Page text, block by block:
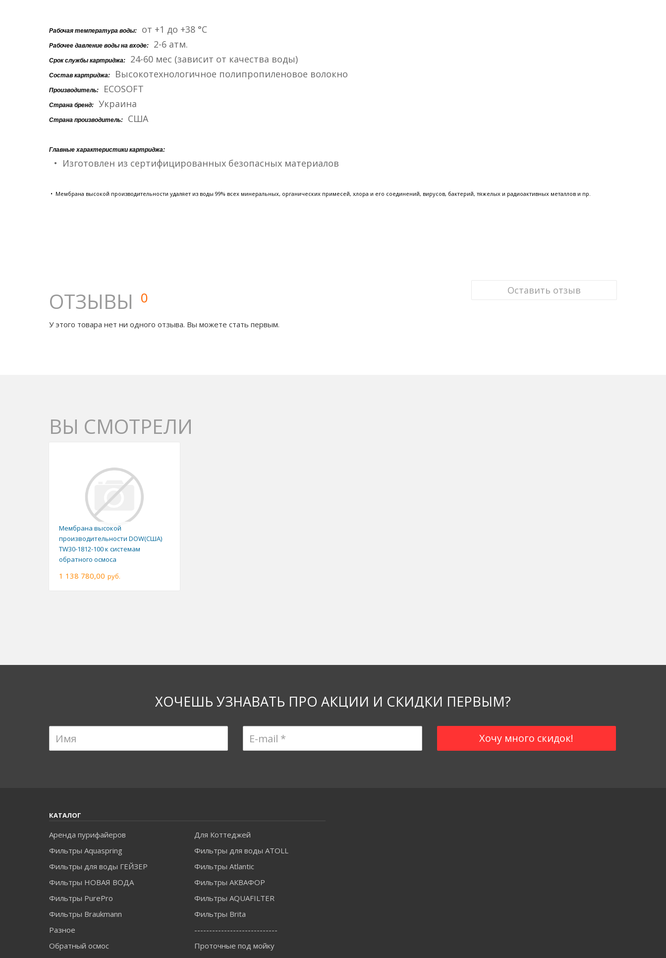
Рабочая температура воды: от +1 до +38 °C
Рабочее давление воды на входе: 2-6 атм.
Срок службы картриджа: 24-60 мес (зависит от качества воды)
Состав картриджа: Высокотехнологичное полипропиленовое волокно
Производитель: ECOSOFT
Страна бренд: Украина
Страна производитель: США
Главные характеристики картриджа:
• Изготовлен из сертифицированных безопасных материалов
• Мембрана высокой производительности удаляет из воды 99% всех минеральных, органических примесей, хлора и его соединений, вирусов, бактерий, тяжелых и радиоактивных металлов и пр.
ОТЗЫВЫ 0 Оставить отзыв
У этого товара нет ни одного отзыва. Вы можете стать первым.
ВЫ СМОТРЕЛИ
Мембрана высокой
производительности DOW(США)
TW30-1812-100 к системам
обратного осмоса
1 138 780,00 руб.
ХОЧЕШЬ УЗНАВАТЬ ПРО АКЦИИ И СКИДКИ ПЕРВЫМ?
КАТАЛОГ
Аренда пурифайеров
Для Коттеджей
Фильтры Aquaspring
Фильтры для воды ATOLL
Фильтры для воды ГЕЙЗЕР
Фильтры Atlantic
Фильтры НОВАЯ ВОДА
Фильтры АКВАФОР
Фильтры PurePro
Фильтры AQUAFILTER
Фильтры Braukmann
Фильтры Brita
Разное
----------------------------
Обратный осмос
Проточные под мойку